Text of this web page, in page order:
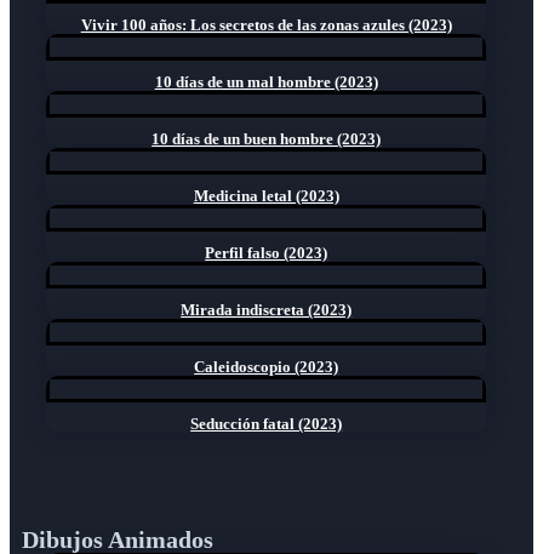
Vivir 100 años: Los secretos de las zonas azules (2023)
10 días de un mal hombre (2023)
10 días de un buen hombre (2023)
Medicina letal (2023)
Perfil falso (2023)
Mirada indiscreta (2023)
Caleidoscopio (2023)
Seducción fatal (2023)
Dibujos Animados